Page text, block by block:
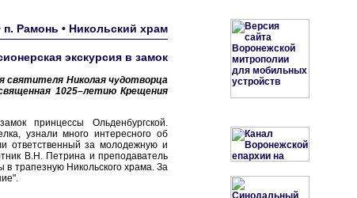
п. Рамонь • Никольский храм
экскурсия в замок
святителя Николая чудотворца
1025–летию Крещения
принцессы Ольденбургской.
узнали много интересного об
ответственный за молодежную и
В.Н. Петрина и преподаватель
трапезную Никольского храма. За